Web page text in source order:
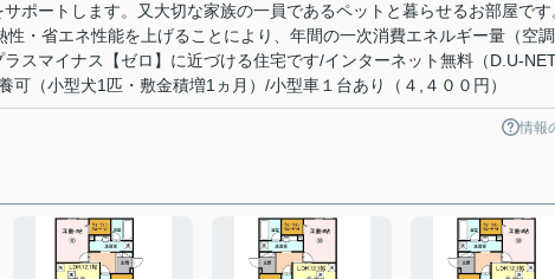
ポートします。又大切な家族の一員であるペットと暮らせるお部屋です
性・省エネ性能を上げることにより、年間の一次消費エネルギー量（空
スマイナス【ゼロ】に近づける住宅です/インターネット無料（D.U-
可（小型犬1匹・敷金積増1ヵ月）/小型車１台あり（４,４００円）
情報